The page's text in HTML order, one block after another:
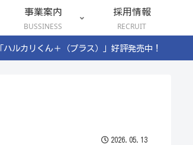
事業案内
BUSSINESS
採用情報
RECRUIT
ルカリくん＋（プラス）」好評発売中！
2026.05.13